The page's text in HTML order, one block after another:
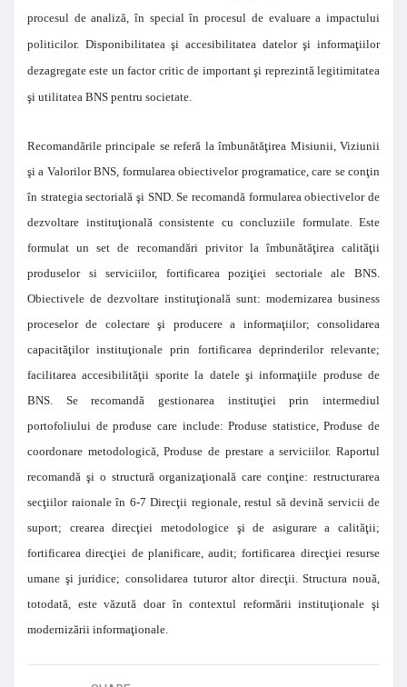
procesul de analiză, în special în procesul de evaluare a impactului
politicilor. Disponibilitatea şi accesibilitatea datelor şi informaţiilor
dezagregate este un factor critic de important şi reprezintă legitimitatea
şi utilitatea BNS pentru societate.
Recomandările principale se referă la îmbunătăţirea Misiunii, Viziunii
şi a Valorilor BNS, formularea obiectivelor programatice, care se conţin
în strategia sectorială şi SND. Se recomandă formularea obiectivelor de
dezvoltare instituţională consistente cu concluziile formulate. Este
formulat un set de recomandări privitor la îmbunătăţirea calităţii
produselor si serviciilor, fortificarea poziţiei sectoriale ale BNS.
Obiectivele de dezvoltare instituţională sunt: modernizarea business
proceselor de colectare şi producere a informaţiilor; consolidarea
capacităţilor instituţionale prin fortificarea deprinderilor relevante;
facilitarea accesibilităţii sporite la datele şi informaţiile produse de
BNS. Se recomandă gestionarea instituţiei prin intermediul
portofoliului de produse care include: Produse statistice, Produse de
coordonare metodologică, Produse de prestare a serviciilor. Raportul
recomandă şi o structură organizaţională care conţine: restructurarea
secţiilor raionale în 6-7 Direcţii regionale, restul să devină servicii de
suport; crearea direcţiei metodologice şi de asigurare a calităţii;
fortificarea direcţiei de planificare, audit; fortificarea direcţiei resurse
umane şi juridice; consolidarea tuturor altor direcţii. Structura nouă,
totodată, este văzută doar în contextul reformării instituţionale şi
modernizării informaţionale.